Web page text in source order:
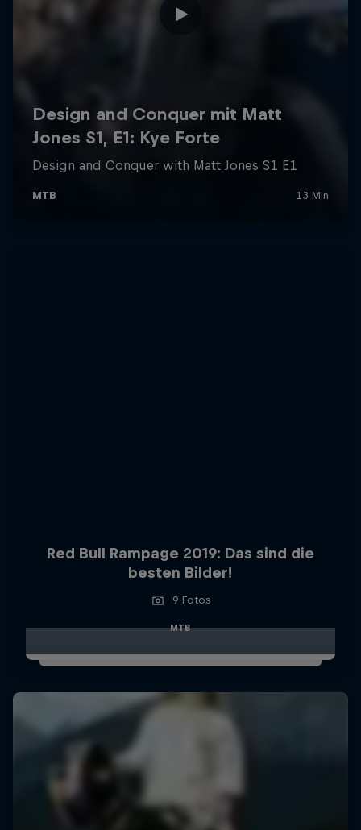
Red Bull Rampage 2019: Das sind die
besten Bilder!
9 Fotos
MTB